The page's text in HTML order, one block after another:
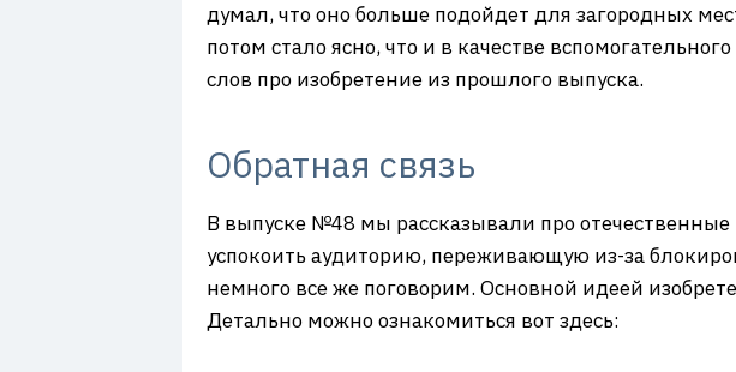
думал, что оно больше подойдет для загородных
потом стало ясно, что и в качестве
слов про изобретение из прошлого выпуска.
Обратная связь
В выпуске №48 мы рассказывали про
успокоить аудиторию, переживающую из-за
немного все же поговорим. Основной идеей
Детально можно ознакомиться вот здесь: